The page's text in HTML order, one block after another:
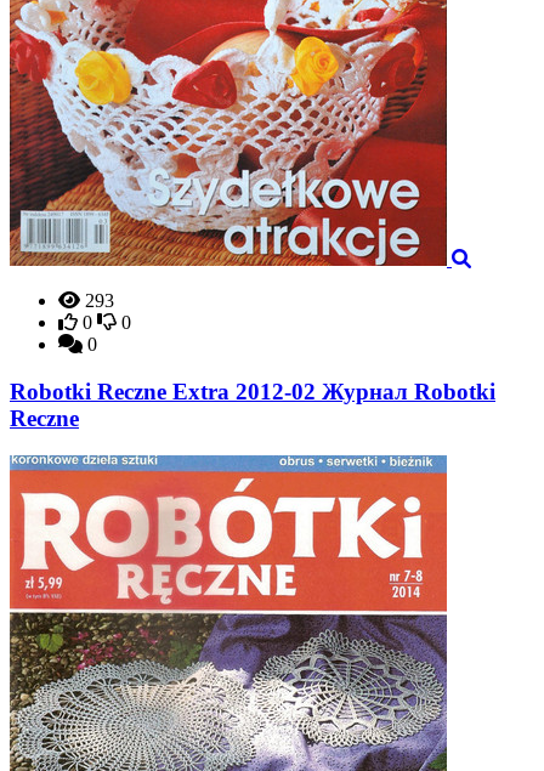
293
0
0
0
Robotki Reczne Extra 2012-02 Журнал Robotki
Reczne